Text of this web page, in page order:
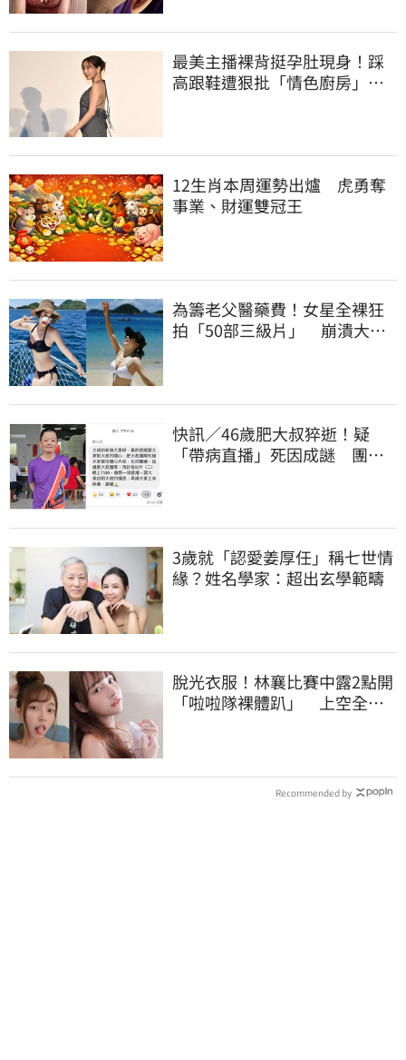
最美主播裸背挺孕肚現身！踩
高跟鞋遭狠批「情色廚房」：
12生肖本周運勢出爐 虎勇奪
事業、財運雙冠王
為籌老父醫藥費！女星全裸狂
拍「50部三級片」 崩潰大
快訊／46歲肥大叔猝逝！疑
「帶病直播」死因成謎 團隊
3歲就「認愛姜厚任」稱七世情
緣？姓名學家：超出玄學範疇
脫光衣服！林襄比賽中露2點開
「啦啦隊裸體趴」 上空全裸
Recommended by